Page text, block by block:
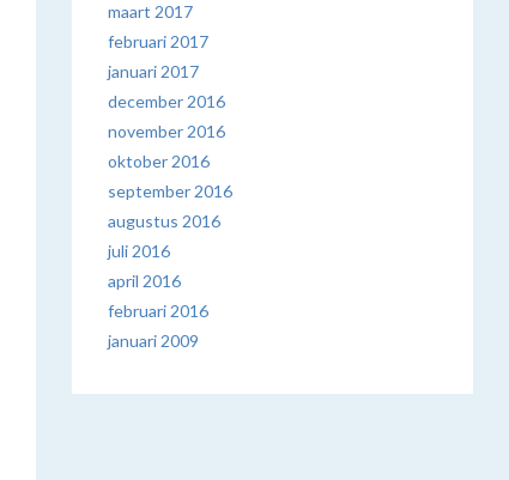
maart 2017
februari 2017
januari 2017
december 2016
november 2016
oktober 2016
september 2016
augustus 2016
juli 2016
april 2016
februari 2016
januari 2009